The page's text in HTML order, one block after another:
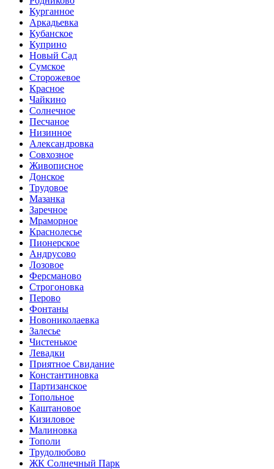
Курганное
Аркадьевка
Кубанское
Куприно
Новый Сад
Сумское
Сторожевое
Красное
Чайкино
Солнечное
Песчаное
Низинное
Александровка
Совхозное
Живописное
Донское
Трудовое
Мазанка
Заречное
Мраморное
Краснолесье
Пионерское
Андрусово
Лозовое
Ферсманово
Строгоновка
Перово
Фонтаны
Новониколаевка
Залесье
Чистенькое
Левадки
Приятное Свидание
Константиновка
Партизанское
Топольное
Каштановое
Кизиловое
Малиновка
Тополи
Трудолюбово
ЖК Солнечный Парк